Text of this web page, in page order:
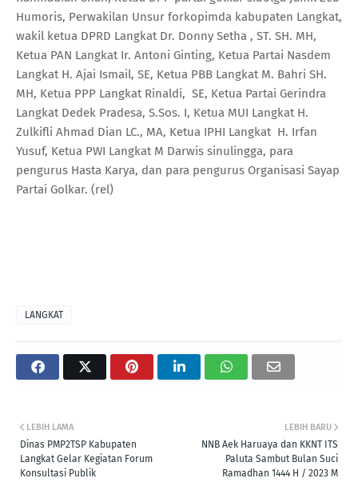
Humoris, Perwakilan Unsur forkopimda kabupaten Langkat,
wakil ketua DPRD Langkat Dr. Donny Setha , ST. SH. MH,
Ketua PAN Langkat Ir. Antoni Ginting, Ketua Partai Nasdem
Langkat H. Ajai Ismail, SE, Ketua PBB Langkat M. Bahri SH.
MH, Ketua PPP Langkat Rinaldi, SE, Ketua Partai Gerindra
Langkat Dedek Pradesa, S.Sos. I, Ketua MUI Langkat H.
Zulkifli Ahmad Dian LC., MA, Ketua IPHI Langkat H. Irfan
Yusuf, Ketua PWI Langkat M Darwis sinulingga, para
pengurus Hasta Karya, dan para pengurus Organisasi Sayap
Partai Golkar. (rel)
LANGKAT
LEBIH BARU
NNB Aek Haruaya dan KKNT ITS
Paluta Sambut Bulan Suci
Ramadhan 1444 H / 2023 M
LEBIH LAMA
Dinas PMP2TSP Kabupaten
Langkat Gelar Kegiatan Forum
Konsultasi Publik